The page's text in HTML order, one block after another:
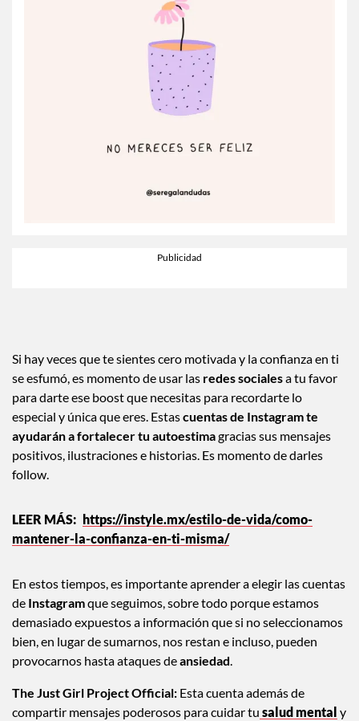
Si hay veces que te sientes cero motivada y la confianza en ti
se esfumó, es momento de usar las redes socialesa tu favor
para darte ese boost que necesitas para recordarte lo
especial y única que eres. Estascuentas de Instagram te
ayudarán a fortalecer tu autoestimagracias sus mensajes
positivos, ilustraciones e historias. Es momento de darles
follow.
https://instyle.mx/estilo-de-vida/como-
mantener-la-confianza-en-ti-misma/
En estos tiempos, es importante aprender a elegir las cuentas
de Instagramque seguimos, sobre todo porque estamos
demasiado expuestos a información que si no seleccionamos
bien, en lugar de sumarnos, nos restan e incluso, pueden
provocarnos hasta ataques deansiedad.
The Just Girl Project Official: Esta cuenta además de
compartir mensajes poderosos para cuidar tu salud mental y